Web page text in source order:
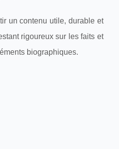
un contenu utile, durable et
rigoureux sur les faits et
biographiques.